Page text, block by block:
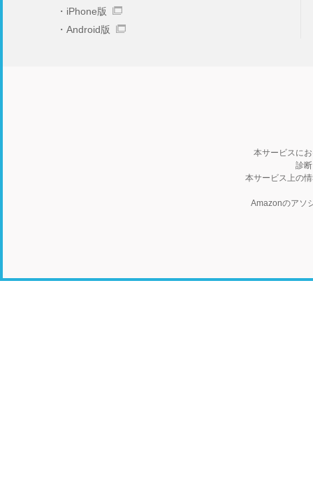
iPhone版
Android版
本サービスに
診
本サービス上の
Amazonのアソ